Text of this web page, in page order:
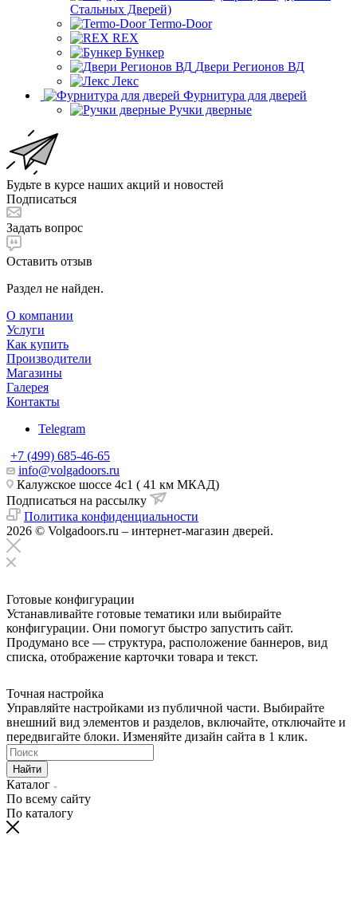
Стальных Дверей)
Termo-Door
REX
Бункер
Двери Регионов ВД
Лекс
Фурнитура для дверей
Ручки дверные
Будьте в курсе наших акций и новостей
Подписаться
Задать вопрос
Оставить отзыв
Раздел не найден.
О компании
Услуги
Как купить
Производители
Магазины
Галерея
Контакты
Telegram
+7 (499) 685-46-65
info@volgadoors.ru
Калужское шоссе 4с1 ( 41 км МКАД)
Подписаться на рассылку
Политика конфиденциальности
2026 © Volgadoors.ru – интернет-магазин дверей.
Готовые конфигурации
Устанавливайте готовые тематики или выбирайте
конфигурации. Они помогут быстро запустить сайт.
Продумано все — структура, расположение баннеров, вид
списка, отображение карточки товара и текст.
Точная настройка
Управляйте настройками из публичной части. Выбирайте
внешний вид элементов и разделов, включайте, отключайте и
передвигайте блоки. Изменяйте дизайн сайта в 1 клик.
Найти
Каталог
По всему сайту
По каталогу